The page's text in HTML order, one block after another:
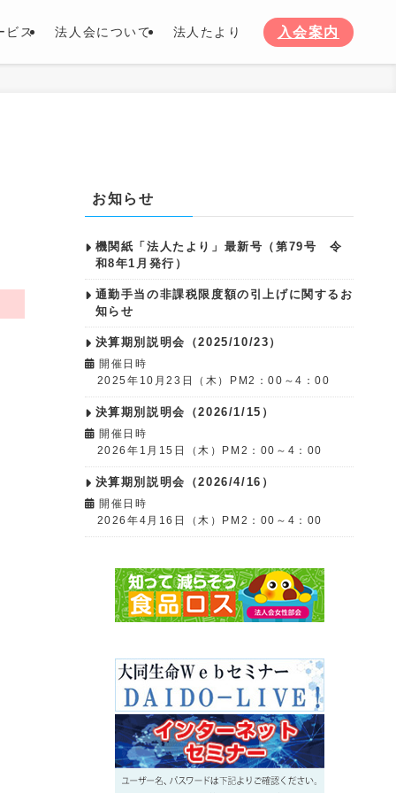
ビス 法人会について 法人たより 入会案内
お知らせ
機関紙「法人たより」最新号（第79号 令
和8年1月発行）
通勤手当の非課税限度額の引上げに関するお
知らせ
決算期別説明会（2025/10/23）
開催日時
2025年10月23日（木）PM2：00～4：00
決算期別説明会（2026/1/15）
開催日時
2026年1月15日（木）PM2：00～4：00
決算期別説明会（2026/4/16）
開催日時
2026年4月16日（木）PM2：00～4：00